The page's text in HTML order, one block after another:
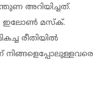
അറിയിച്ചത്.
ഇലോണ്‍ മസ്‌ക്.
രീതിയില്‍
നിങ്ങളെപ്പോലുള്ളവരെ